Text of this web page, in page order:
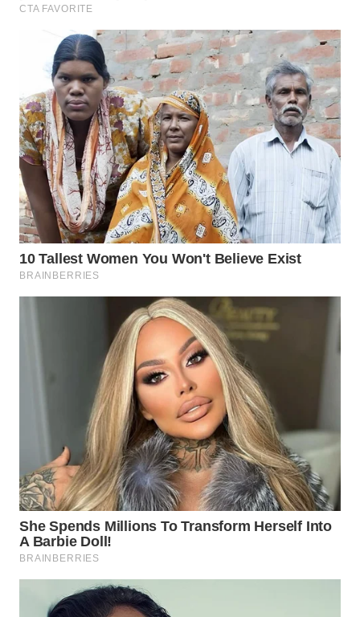
TENGAH
WN DELI
SERDANG
WN
TEBING
TINGGI
WN
PAKPAK
WN
KARAWANG
WN
TAPANULI
UTARA
WN
SAMOSIR